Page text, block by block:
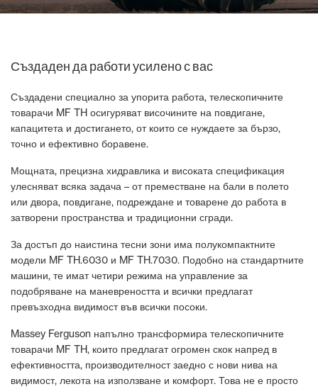
Създаден да работи усилено с вас
Създадени специално за упорита работа, телескопичните
товарачи MF TH осигуряват височините на повдигане,
капацитета и достигането, от които се нуждаете за бързо,
точно и ефективно боравене.
Мощната, прецизна хидравлика и високата спецификация
улесняват всяка задача – от преместване на бали в полето
или двора, повдигане, подреждане и товарене до работа в
затворени пространства и традиционни сгради.
За достъп до наистина тесни зони има полукомпактните
модели MF TH.6030 и MF TH.7030. Подобно на стандартните
машини, те имат четири режима на управление за
подобряване на маневреността и всички предлагат
превъзходна видимост във всички посоки.
Massey Ferguson напълно трансформира телескопичните
товарачи MF TH, които предлагат огромен скок напред в
ефективността, производителност заедно с нови нива на
видимост, лекота на използване и комфорт. Това не е просто